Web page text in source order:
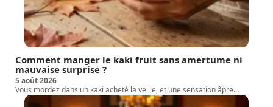
Comment manger le kaki fruit sans amertume ni
mauvaise surprise ?
5 août 2026
Vous mordez dans un kaki acheté la veille, et une sensation âpre…